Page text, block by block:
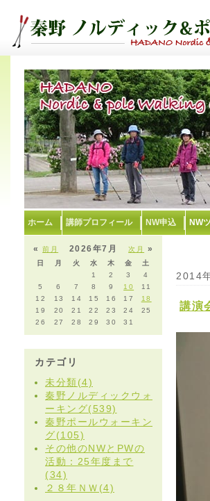
ホーム 講師プロフィール NW申込 NW
«前月 次月 »
2026年7月
日 月 火 水 木 金
土
1
2 3
4
5
6 7 8 9 10
11
12
13 14 15 16 17
18
19
20 21 22 23 24
25
26
27 28 29 30 31
カテゴリ
未分類(4)
秦野ノルディックウォ
ーキング(539)
秦野ポールウォーキン
グ(105)
その他のNWとPWの
活動：25年度まで
(34)
２８年ＮＷ(4)
2014
講演